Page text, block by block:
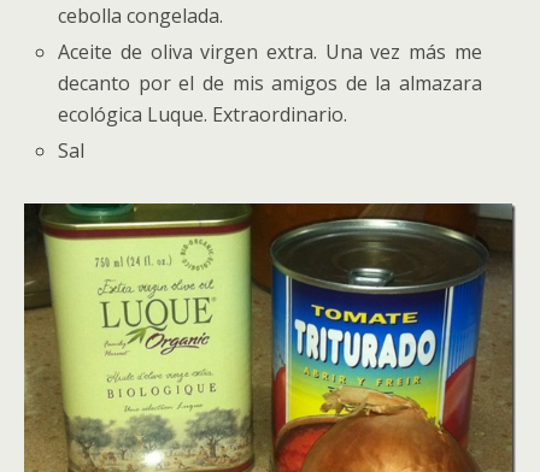
cebolla congelada.
Aceite de oliva virgen extra. Una vez más me
decanto por el de mis amigos de la almazara
ecológica Luque. Extraordinario.
Sal